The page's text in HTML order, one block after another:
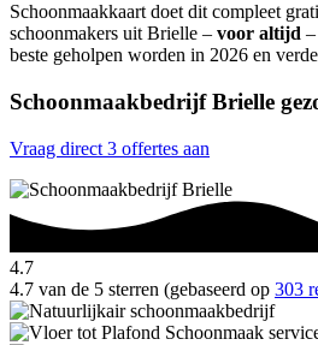
Schoonmaakkaart doet dit compleet
schoonmakers uit Brielle – voor altijd
beste geholpen worden in 2026 en
Schoonmaakbedrijf Brielle
Vraag direct 3 offertes aan
4.7
4.7 van de 5 sterren (gebaseerd op 303